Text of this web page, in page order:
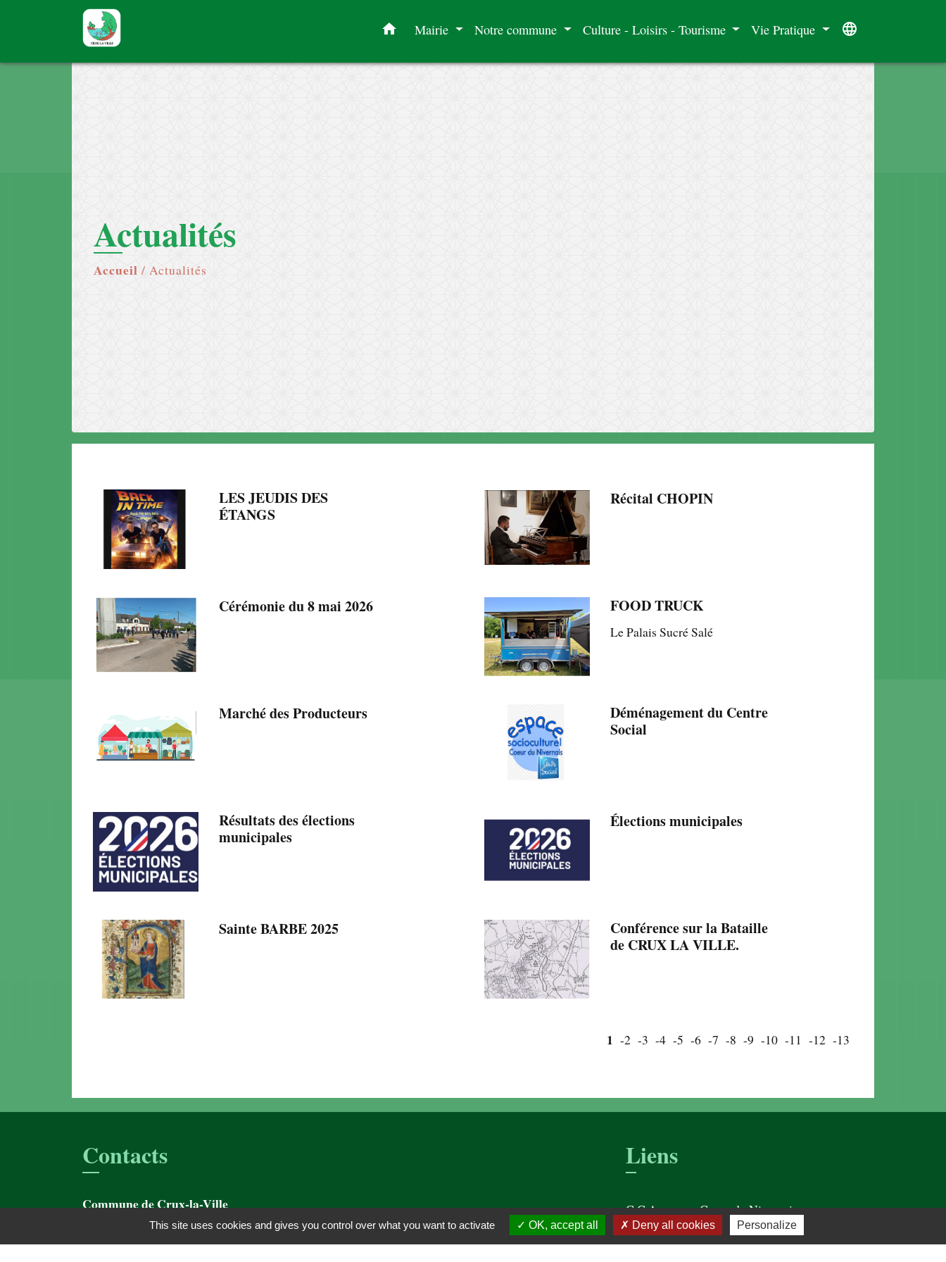
home Mairie Notre commune Culture - Loisirs - Tourisme Vie Pratique language
Actualités
Accueil / Actualités
LES JEUDIS DES
ÉTANGS
Récital CHOPIN
Cérémonie du 8 mai 2026 FOOD TRUCK
Le Palais Sucré Salé
Marché des Producteurs
Déménagement du Centre
Social
Résultats des élections
municipales
Élections municipales
Sainte BARBE 2025
Conférence sur la Bataille
de CRUX LA VILLE.
1 -2 -3 -4 -5 -6 -7 -8 -9 -10 -11 -12 -13
Contacts
Commune de Crux-la-Ville
4 rue du Docteur Léveillé
58330 Crux-la-Ville - FRANCE
Liens
C C Amognes Coeur du Nivernais
L'administration Française
Office de Tourisme de St Saulge
This site uses cookies and gives you control over what you want to activate OK, accept all Deny all cookies Personalize